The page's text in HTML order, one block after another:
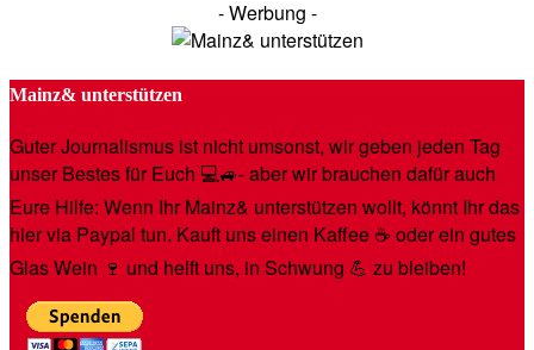
- Werbung -
Mainz& unterstützen
Guter Journalismus ist nicht umsonst, wir geben jeden Tag
unser Bestes für Euch 💻🚙- aber wir brauchen dafür auch
Eure Hilfe: Wenn Ihr Mainz& unterstützen wollt, könnt Ihr das
hier via Paypal tun. Kauft uns einen Kaffee ☕️ oder ein gutes
Glas Wein 🍷 und helft uns, in Schwung 💪 zu bleiben!